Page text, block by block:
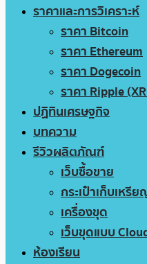
ราคาและการวิเคราะห์
ราคา Bitcoin
ราคา Ethereum
ราคา Dogecoin
ราคา Ripple
ปฏิทินเศรษฐกิจ
บทความ
รีวิวผลิตภัณฑ์
เว็บซื้อขาย
กระเป๋าเก็บเหรี
เครื่องขุด
เว็บขุดแบบ
ห้องเรียน